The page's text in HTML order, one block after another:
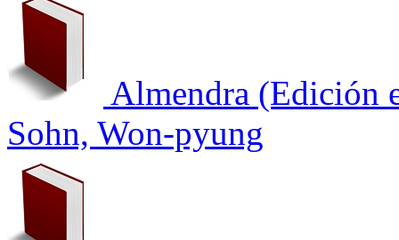
Almendra (Edición
Sohn, Won-pyung